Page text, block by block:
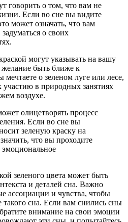
говорить о том, что вам не
Если во сне вы видите
может означать, что вам
о своих
могут указывать на вашу
желание быть ближе к
о зеленом луге или лесе,
в природных занятиях
воздухе.
олицетворять процесс
Если во сне вы
зеленую краску на
что вы проходите
эмоциональное
зеленого цвета может быть
и деталей сна. Важно
ассоциации и чувства, чтобы
такого сна. Если вам снились сны
внимание на свои эмоции